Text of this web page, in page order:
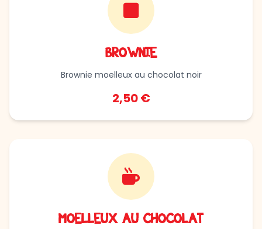
BROWNIE
Brownie moelleux au chocolat noir
2,50 €
MOELLEUX AU CHOCOLAT